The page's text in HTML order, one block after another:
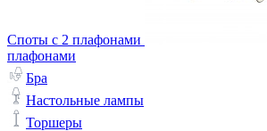
Споты с 2 плафонами
плафонами
Бра
Настольные лампы
Торшеры